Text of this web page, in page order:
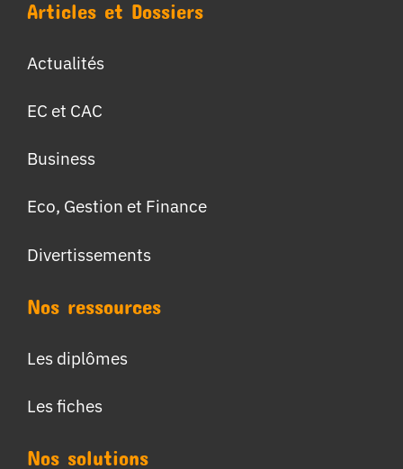
Articles et Dossiers
Actualités
EC et CAC
Business
Eco, Gestion et Finance
Divertissements
Nos ressources
Les diplômes
Les fiches
Nos solutions